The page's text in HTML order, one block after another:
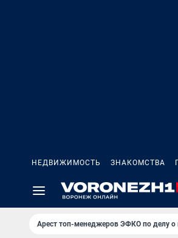
НЕДВИЖИМОСТЬ ЗНАКОМСТВА
Арест топ-менеджеров ЭФКО по делу о